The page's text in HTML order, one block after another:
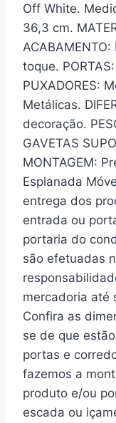
Off White.
36,3 cm.
toque.
PUXADORES:
Metálicas.
decoração.
GAVETAS
MONTAGEM:
Esplanada
entrega dos
entrada ou
portaria do
são efetuadas
mercadoria até
Confira as
se de que
portas e
fazemos a
produto e/ou
escada ou